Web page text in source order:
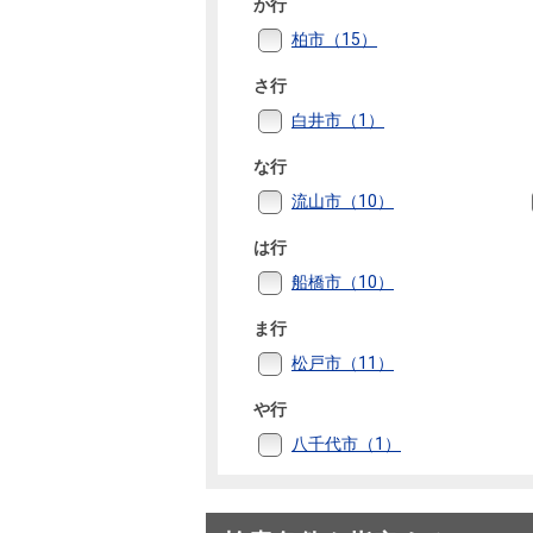
か行
柏市（15）
さ行
白井市（1）
な行
流山市（10）
は行
船橋市（10）
ま行
松戸市（11）
や行
八千代市（1）